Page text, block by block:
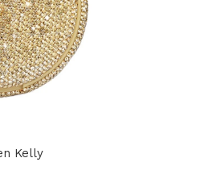
met KELLY WHITE
waarom zoveel klanten
op de kwaliteit en innovatie
Kelly